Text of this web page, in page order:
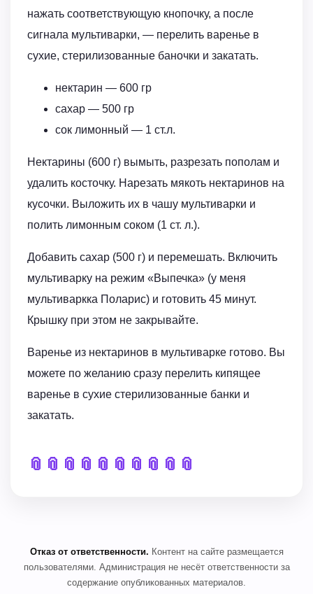
нажать соответствующую кнопочку, а после
сигнала мультиварки, — перелить варенье в
сухие, стерилизованные баночки и закатать.
нектарин — 600 гр
сахар — 500 гр
сок лимонный — 1 ст.л.
Нектарины (600 г) вымыть, разрезать пополам и
удалить косточку. Нарезать мякоть нектаринов на
кусочки. Выложить их в чашу мультиварки и
полить лимонным соком (1 ст. л.).
Добавить сахар (500 г) и перемешать. Включить
мультиварку на режим «Выпечка» (у меня
мультиваркка Поларис) и готовить 45 минут.
Крышку при этом не закрывайте.
Варенье из нектаринов в мультиварке готово. Вы
можете по желанию сразу перелить кипящее
варенье в сухие стерилизованные банки и
закатать.
📎 📎 📎 📎 📎 📎 📎 📎 📎 📎
Отказ от ответственности. Контент на сайте размещается
пользователями. Администрация не несёт ответственности за
содержание опубликованных материалов.